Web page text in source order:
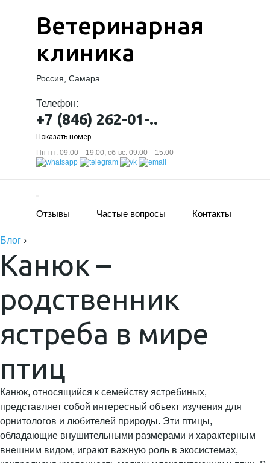
Ветеринарная
клиника
Россия, Самара
Телефон:
+7 (846) 262-01-..
Показать номер
Пн-пт: 09:00—19:00; сб-вс: 09:00—15:00
Отзывы Частые вопросы Контакты
Блог ›
Канюк –
родственник
ястреба в мире
птиц
Канюк, относящийся к семейству ястребиных,
представляет собой интересный объект изучения для
орнитологов и любителей природы. Эти птицы,
обладающие внушительными размерами и характерным
внешним видом, играют важную роль в экосистемах,